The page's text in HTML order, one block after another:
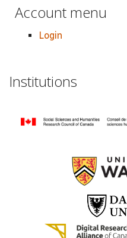
Account menu
Login
Institutions